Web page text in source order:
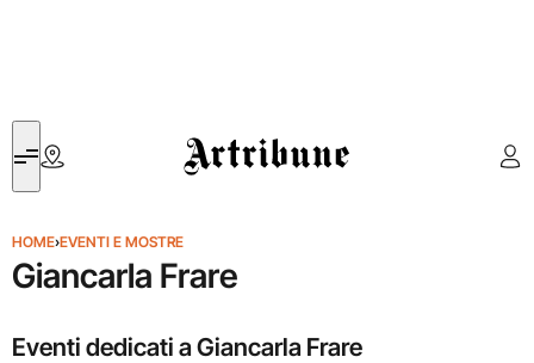
Artribune
HOME›EVENTI E MOSTRE
Giancarla Frare
Eventi dedicati a Giancarla Frare